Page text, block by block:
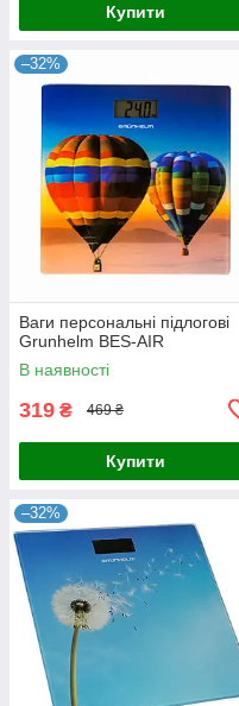
Купити
–32%
Ваги персональні підлогові
Grunhelm BES-AIR
В наявності
319 ₴ 469 ₴
Купити
–32%